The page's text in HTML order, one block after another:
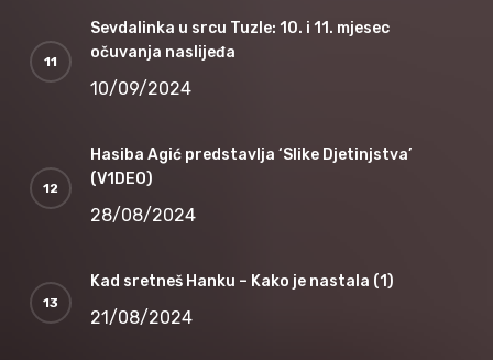
Sevdalinka u srcu Tuzle: 10. i 11. mjesec
očuvanja naslijeđa
10/09/2024
Hasiba Agić predstavlja ‘Slike Djetinjstva’
(V1DEO)
28/08/2024
Kad sretneš Hanku – Kako je nastala (1)
21/08/2024